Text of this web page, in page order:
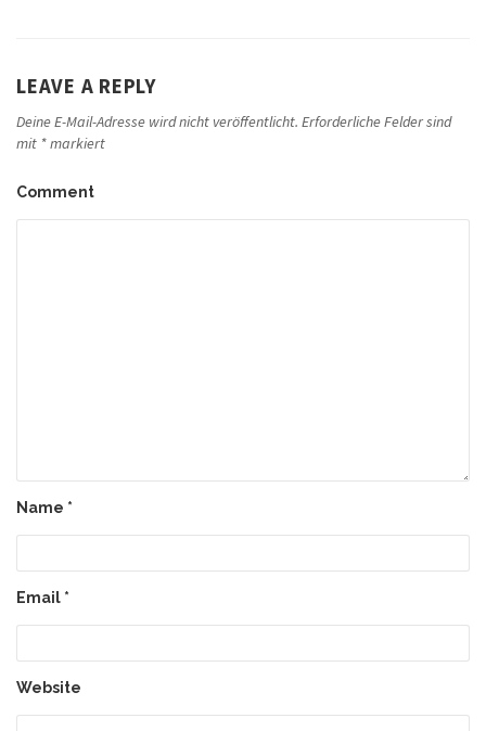
LEAVE A REPLY
Deine E-Mail-Adresse wird nicht veröffentlicht. Erforderliche Felder sind
mit *markiert
Comment
Name *
Email *
Website